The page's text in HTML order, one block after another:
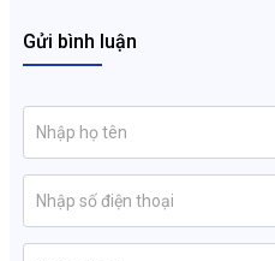
Gửi bình luận